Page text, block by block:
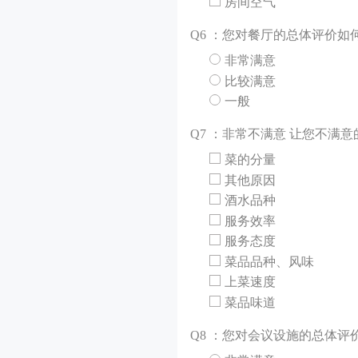
Q6 ：您对餐厅的总体评价如
非常满意
比较满意
一般
Q7 ：非常不满意 让您不满意
菜的分量
其他原因
酒水品种
服务效率
服务态度
菜品品种、风味
上菜速度
菜品味道
Q8 ：您对会议设施的总体评